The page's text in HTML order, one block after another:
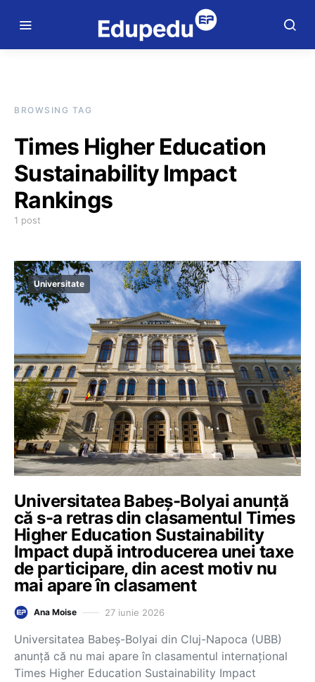
BROWSING TAG
Times Higher Education
Sustainability Impact
Rankings
1 post
Universitate
Universitatea Babeș-Bolyai anunță
că s-a retras din clasamentul Times
Higher Education Sustainability
Impact după introducerea unei taxe
de participare, din acest motiv nu
mai apare în clasament
Ana Moise 27 iunie 2026
Universitatea Babeș-Bolyai din Cluj-Napoca (UBB)
anunță că nu mai apare în clasamentul internațional
Times Higher Education Sustainability Impact